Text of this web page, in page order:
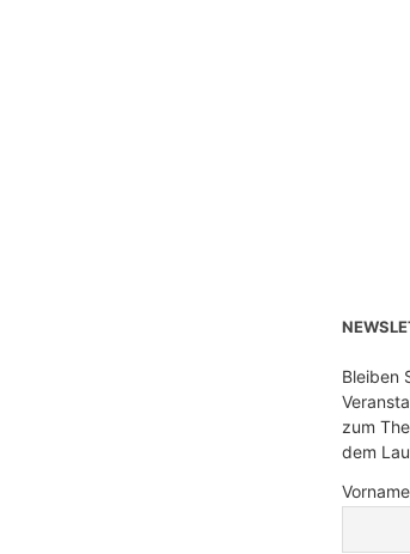
Bleiben
zum
dem
Vorname